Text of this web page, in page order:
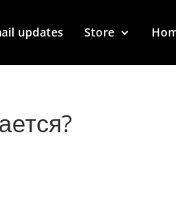
updates Store